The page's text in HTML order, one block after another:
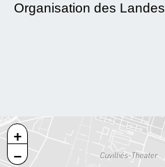
Organisation des Landes
+
−